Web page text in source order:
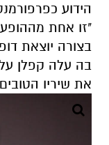
הידוע
"זו אחת
בצורה יוצאת
בה עלה קפלן
את שיריו